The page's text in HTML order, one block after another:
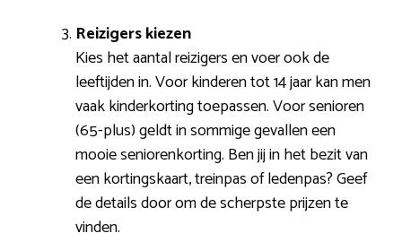
Reizigers kiezen
Kies het aantal reizigers en voer ook de
leeftijden in. Voor kinderen tot 14 jaar kan men
vaak kinderkorting toepassen. Voor senioren
(65-plus) geldt in sommige gevallen een
mooie seniorenkorting. Ben jij in het bezit van
een kortingskaart, treinpas of ledenpas? Geef
de details door om de scherpste prijzen te
vinden.